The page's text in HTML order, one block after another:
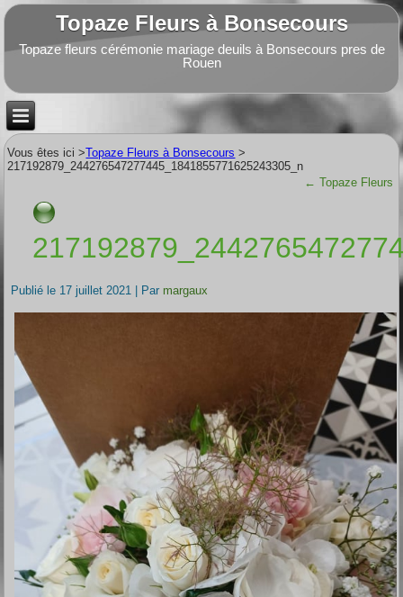
Topaze Fleurs à Bonsecours
Topaze fleurs cérémonie mariage deuils à Bonsecours pres de
Rouen
Vous êtes ici >Topaze Fleurs à Bonsecours >
217192879_244276547277445_1841855771625243305_n
← Topaze Fleurs
Publié le 17 juillet 2021 Par margaux